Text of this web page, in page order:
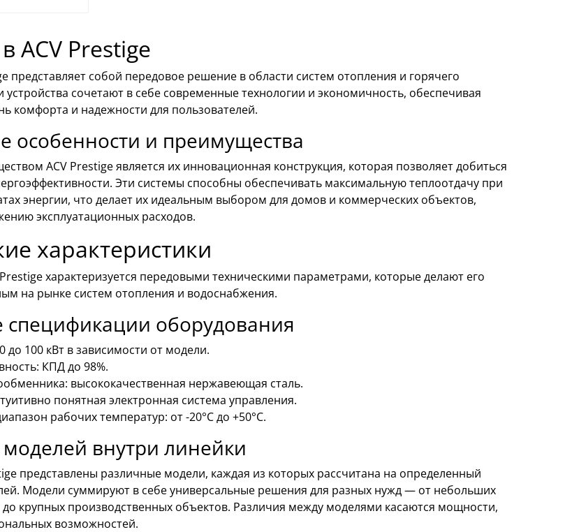
ACV Prestige
представляет собой передовое решение в области систем отопления и горячего
устройства сочетают в себе современные технологии и экономичность, обеспечивая
комфорта и надежности для пользователей.
особенности и преимущества
ACV Prestige является их инновационная конструкция, которая позволяет добиться
Эти системы способны обеспечивать максимальную теплоотдачу при
энергии, что делает их идеальным выбором для домов и коммерческих объектов,
эксплуатационных расходов.
характеристики
характеризуется передовыми техническими параметрами, которые делают его
на рынке систем отопления и водоснабжения.
оборудования
до 100 кВт в зависимости от модели.
КПД до 98%.
высококачественная нержавеющая сталь.
понятная электронная система управления.
рабочих температур: от -20°C до +50°C.
внутри линейки
представлены различные модели, каждая из которых рассчитана на определенный
Модели суммируют в себе универсальные решения для разных нужд — от небольших
крупных производственных объектов. Различия между моделями касаются мощности,
возможностей.